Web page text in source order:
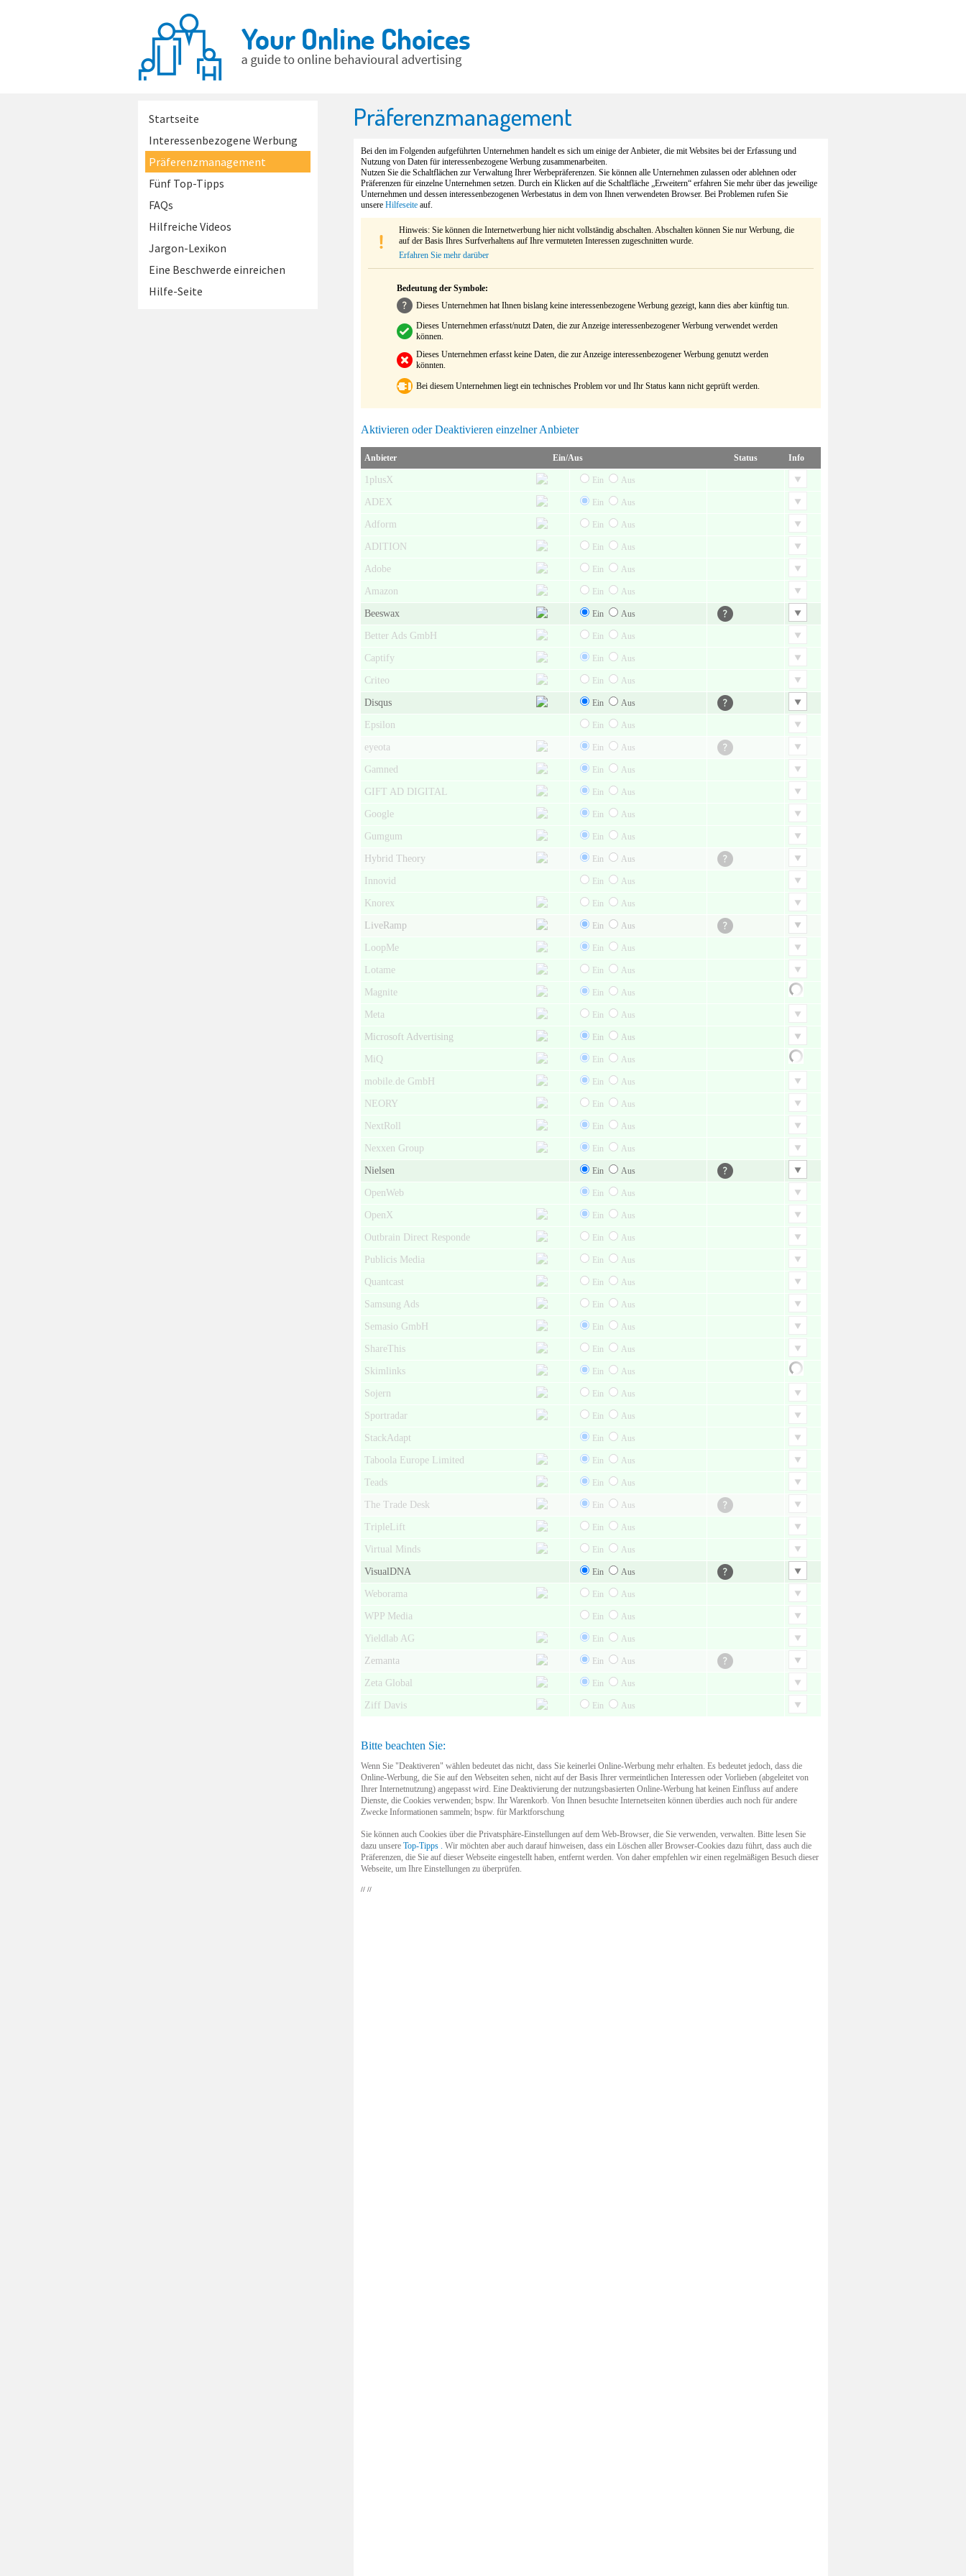
Startseite
Interessenbezogene Werbung
Präferenzmanagement
Fünf Top-Tipps
FAQs
Hilfreiche Videos
Jargon-Lexikon
Eine Beschwerde einreichen
Hilfe-Seite
Präferenzmanagement
Bei den im Folgenden aufgeführten Unternehmen handelt es sich um einige der Anbieter, die mit Websites bei der Erfassung und
Nutzung von Daten für interessenbezogene Werbung zusammenarbeiten.
Nutzen Sie die Schaltflächen zur Verwaltung Ihrer Werbepräferenzen. Sie können alle Unternehmen zulassen oder ablehnen oder
Präferenzen für einzelne Unternehmen setzen. Durch ein Klicken auf die Schaltfläche „Erweitern“ erfahren Sie mehr über das jeweilige
Unternehmen und dessen interessenbezogenen Werbestatus in dem von Ihnen verwendeten Browser. Bei Problemen rufen Sie
unsere Hilfeseite auf.
Hinweis: Sie können die Internetwerbung hier nicht vollständig abschalten. Abschalten können Sie nur Werbung, die
auf der Basis Ihres Surfverhaltens auf Ihre vermuteten Interessen zugeschnitten wurde.
Erfahren Sie mehr darüber
Bedeutung der Symbole:
Dieses Unternehmen hat Ihnen bislang keine interessenbezogene Werbung gezeigt, kann dies aber künftig tun.
Dieses Unternehmen erfasst/nutzt Daten, die zur Anzeige interessenbezogener Werbung verwendet werden
können.
Dieses Unternehmen erfasst keine Daten, die zur Anzeige interessenbezogener Werbung genutzt werden
könnten.
Bei diesem Unternehmen liegt ein technisches Problem vor und Ihr Status kann nicht geprüft werden.